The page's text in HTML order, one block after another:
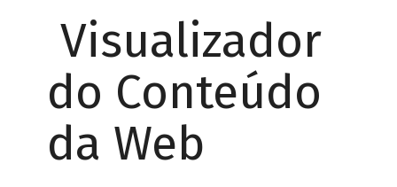
Visualizador
do Conteúdo
da Web